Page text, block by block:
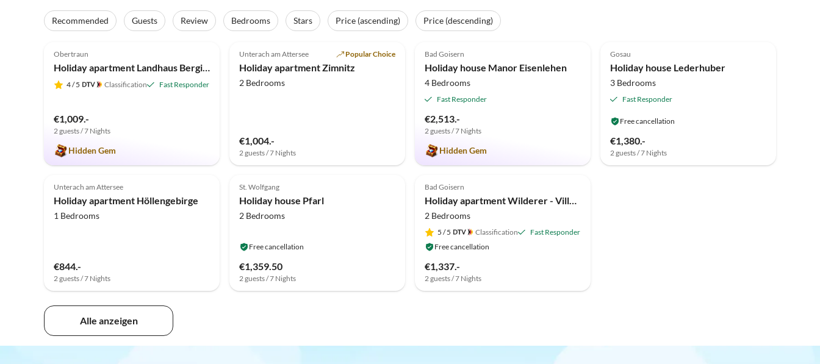
Recommended Guests Review Bedrooms Stars Price (ascending)
Price (descending)
Obertraun
4/ 5 Classification Fast Responder
€1,009.-
2 guests / 7 Nights
Hidden Gem
Unterach am Attersee Popular Choice
Holiday apartment Zimnitz
2 Bedrooms
€1,004.-
2 guests / 7 Nights
Bad Goisern
Holiday house Manor Eisenlehen
4 Bedrooms
Fast Responder
€2,513.-
2 guests / 7 Nights
Hidden Gem
Gosau
Holiday house Lederhuber
3 Bedrooms
Fast Responder
Free cancellation
€1,380.-
2 guests / 7 Nights
Unterach am Attersee
Holiday apartment Höllengebirge
1 Bedrooms
€844.-
2 guests / 7 Nights
St. Wolfgang
Holiday house Pfarl
2 Bedrooms
Free cancellation
€1,359.50
2 guests / 7 Nights
Bad Goisern
2 Bedrooms
5 / 5 Classification
Fast Responder
Free cancellation
€1,337.-
2 guests / 7 Nights
Alle anzeigen